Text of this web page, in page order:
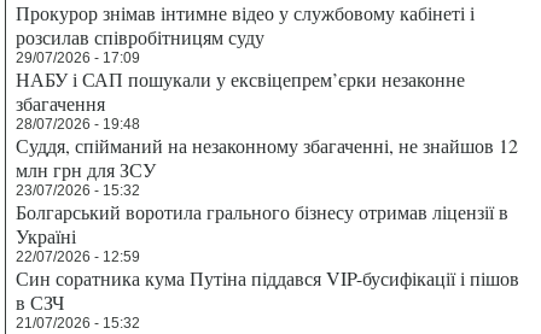
Прокурор знімав інтимне відео у службовому кабінеті і
розсилав співробітницям суду
29/07/2026 - 17:09
НАБУ і САП пошукали у ексвіцепрем’єрки незаконне
збагачення
28/07/2026 - 19:48
Суддя, спійманий на незаконному збагаченні, не знайшов 12
млн грн для ЗСУ
23/07/2026 - 15:32
Болгарський воротила грального бізнесу отримав ліцензії в
Україні
22/07/2026 - 12:59
Син соратника кума Путіна піддався VIP-бусифікації і пішов
в СЗЧ
21/07/2026 - 15:32